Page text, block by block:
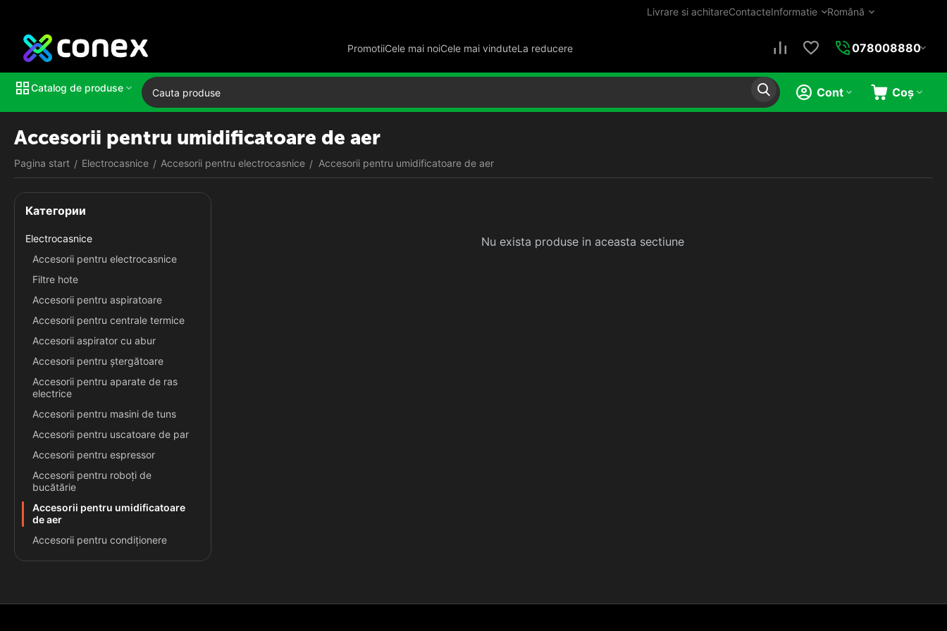
Română
Livrare si achitareContacteInformatie
PromotiiCele mai noiCele mai vinduteLa reducere 078008880
Catalog de produse Coș
Cont
Accesorii pentru umidificatoare de aer
Pagina start / Electrocasnice / Accesorii pentru electrocasnice / Accesorii pentru umidificatoare de aer
Nu exista produse in aceasta sectiune
Категории
Electrocasnice
Accesorii pentru electrocasnice
Filtre hote
Accesorii pentru aspiratoare
Accesorii pentru centrale termice
Accesorii aspirator cu abur
Accesorii pentru ștergătoare
Accesorii pentru aparate de ras
electrice
Accesorii pentru masini de tuns
Accesorii pentru uscatoare de par
Accesorii pentru espressor
Accesorii pentru roboți de
bucătărie
Accesorii pentru umidificatoare
de aer
Accesorii pentru condiționere